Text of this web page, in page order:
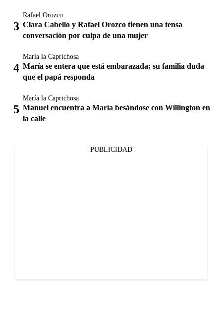
Rafael Orozco
Clara Cabello y Rafael Orozco tienen una tensa
conversación por culpa de una mujer
María la Caprichosa
María se entera que está embarazada; su familia duda
que el papá responda
María la Caprichosa
Manuel encuentra a María besándose con Willington en
la calle
PUBLICIDAD